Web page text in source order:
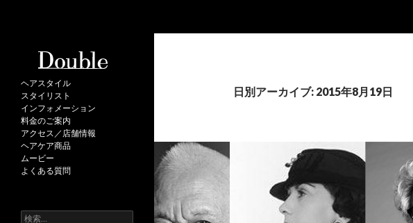
日別アーカイブ: 2015年8月19日
ヘアスタイル
スタイリスト
インフォメーション
料金のご案内
アクセス／店舗情報
ヘアケア商品
ムービー
よくある質問
検